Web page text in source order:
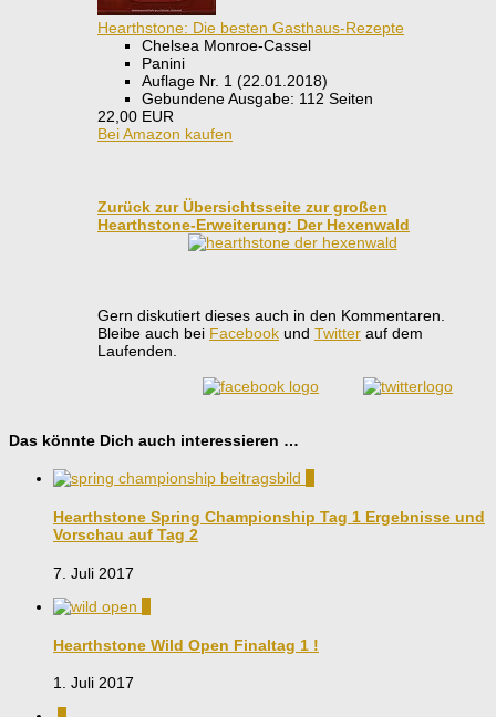
Hearthstone: Die besten Gasthaus-Rezepte
Chelsea Monroe-Cassel
Panini
Auflage Nr. 1 (22.01.2018)
Gebundene Ausgabe: 112 Seiten
22,00 EUR
Bei Amazon kaufen
Zurück zur Übersichtsseite zur großen
Hearthstone-Erweiterung: Der Hexenwald
Gern diskutiert dieses auch in den Kommentaren.
Bleibe auch bei Facebook und Twitter auf dem
Laufenden.
Das könnte Dich auch interessieren …
Hearthstone Spring Championship Tag 1 Ergebnisse und
Vorschau auf Tag 2
7. Juli 2017
Hearthstone Wild Open Finaltag 1 !
1. Juli 2017